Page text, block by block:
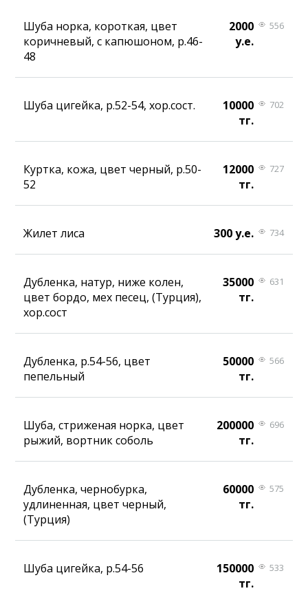
Шуба норка, короткая, цвет
коричневый, с капюшоном, р.46-
48
2000
у.е.
556
Шуба цигейка, р.52-54, хор.сост.
10000
тг.
702
Куртка, кожа, цвет черный, р.50-
52
12000
тг.
727
Жилет лиса 300 у.е. 734
Дубленка, натур, ниже колен,
цвет бордо, мех песец, (Турция),
хор.сост
35000
тг.
631
Дубленка, р.54-56, цвет
пепельный
50000
тг.
566
Шуба, стриженая норка, цвет
рыжий, вортник соболь
200000
тг.
696
Дубленка, чернобурка,
удлиненная, цвет черный,
(Турция)
60000
тг.
575
Шуба цигейка, р.54-56
150000
тг.
533